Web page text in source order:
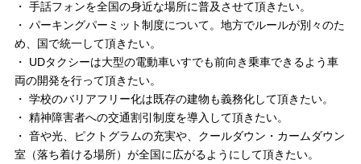
・ 手話フォンを全国の身近な場所に普及させて頂きたい。
・ パーキングパーミット制度について。地方でルールが別々のた
め、国で統一して頂きたい。
・ UDタクシーは大型の電動車いすでも前向き乗車できるよう車
両の開発を行って頂きたい。
・ 学校のバリアフリー化は既存の建物も義務化して頂きたい。
・ 精神障害者への交通割引制度を導入して頂きたい。
・ 音や光、ピクトグラムの充実や、クールダウン・カームダウン
室（落ち着ける場所）が全国に広がるようにして頂きたい。